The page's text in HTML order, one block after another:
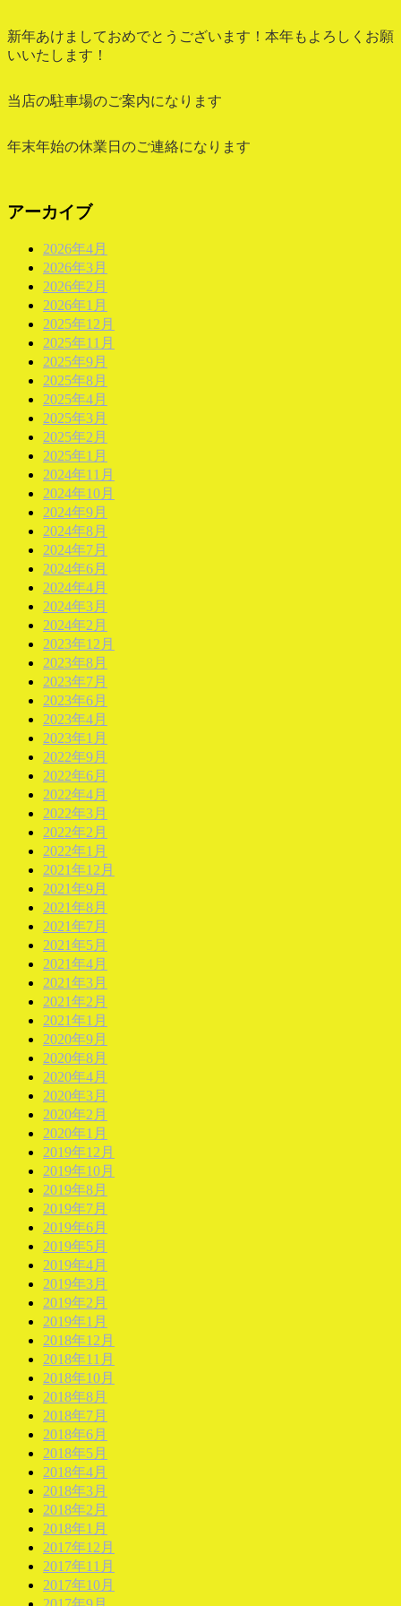
新年あけましておめでとうございます！本年もよろしくお願
いいたします！
当店の駐車場のご案内になります
年末年始の休業日のご連絡になります
アーカイブ
2026年4月
2026年3月
2026年2月
2026年1月
2025年12月
2025年11月
2025年9月
2025年8月
2025年4月
2025年3月
2025年2月
2025年1月
2024年11月
2024年10月
2024年9月
2024年8月
2024年7月
2024年6月
2024年4月
2024年3月
2024年2月
2023年12月
2023年8月
2023年7月
2023年6月
2023年4月
2023年1月
2022年9月
2022年6月
2022年4月
2022年3月
2022年2月
2022年1月
2021年12月
2021年9月
2021年8月
2021年7月
2021年5月
2021年4月
2021年3月
2021年2月
2021年1月
2020年9月
2020年8月
2020年4月
2020年3月
2020年2月
2020年1月
2019年12月
2019年10月
2019年8月
2019年7月
2019年6月
2019年5月
2019年4月
2019年3月
2019年2月
2019年1月
2018年12月
2018年11月
2018年10月
2018年8月
2018年7月
2018年6月
2018年5月
2018年4月
2018年3月
2018年2月
2018年1月
2017年12月
2017年11月
2017年10月